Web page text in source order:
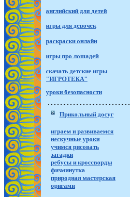
английский для детей
игры для девочек
раскраски онлайн
игры про лошадей
скачать детские игры
"ИГРОТЕКА"
уроки безопасности
Прикольный досуг
играем и развиваемся
нескучные уроки
учимся рисовать
загадки
ребусы и кроссворды
физминутка
природная мастерская
оригами